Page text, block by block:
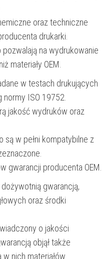
oraz techniczne
drukarki.
na wydrukowanie
materiały OEM.
w testach drukujących
ISO 19752.
jakość wydruków oraz
są w pełni kompatybilne z
gwarancji producenta OEM.
gwarancją,
oraz środki
o jakości
objął także
nich materiałów